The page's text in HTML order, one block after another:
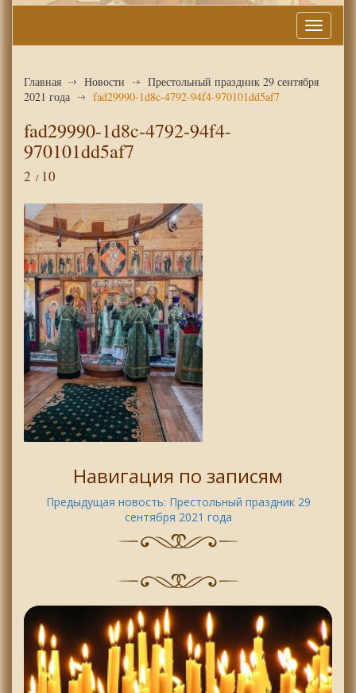
Меню
Главная Новости
Престольный праздник 29 сентября
2021 года
fad29990-1d8c-4792-94f4-970101dd5af7
fad29990-1d8c-4792-94f4-
970101dd5af7
2 10
Навигация по записям
Предыдущая новость: Престольный праздник 29
сентября 2021 года